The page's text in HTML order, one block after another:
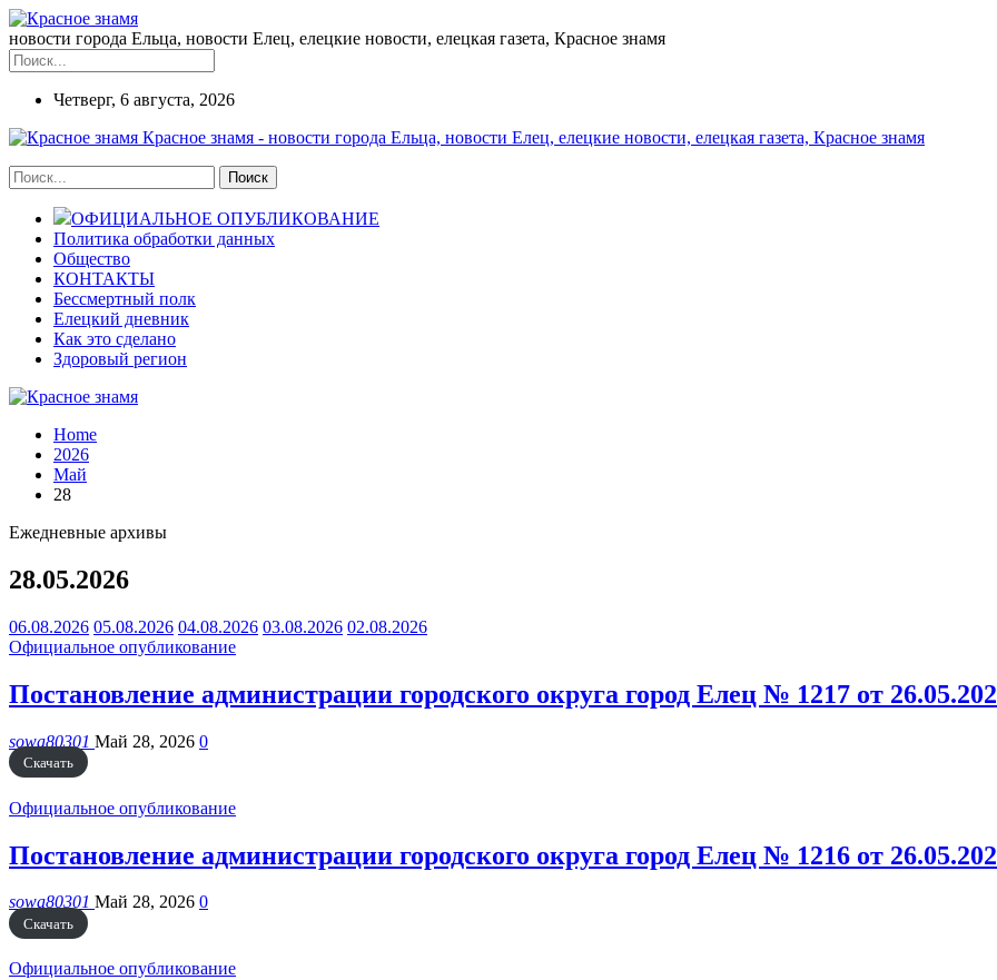
новости города Ельца, новости Елец, елецкие новости, елецкая газета, Красное знамя
Четверг, 6 августа, 2026
Красное знамя - новости города Ельца, новости Елец, елецкие новости, елецкая газета, Красное знамя
ОФИЦИАЛЬНОЕ ОПУБЛИКОВАНИЕ
Политика обработки данных
Общество
КОНТАКТЫ
Бессмертный полк
Елецкий дневник
Как это сделано
Здоровый регион
Home
2026
Май
28
Ежедневные архивы
28.05.2026
06.08.2026 05.08.2026 04.08.2026 03.08.2026 02.08.2026
Официальное опубликование
Постановление администрации городского округа город Елец № 1217 от
sowa80301 Май 28, 2026 0
Скачать
Официальное опубликование
Постановление администрации городского округа город Елец № 1216 от
sowa80301 Май 28, 2026 0
Скачать
Официальное опубликование